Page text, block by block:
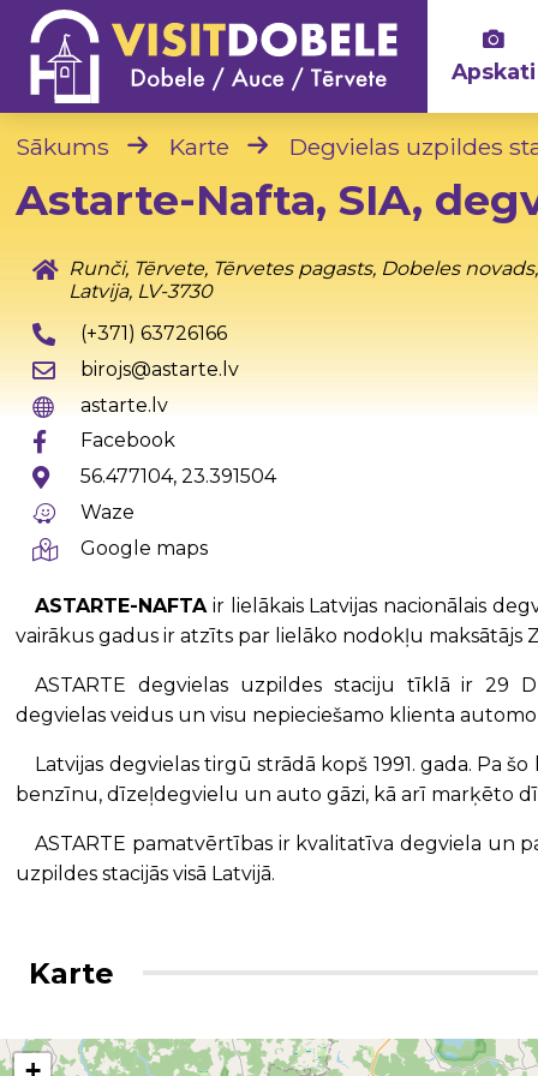
Apskati
Sākums Karte Degvielas uzpildes
Astarte-Nafta, SIA,
Runči, Tērvete, Tērvetes pagasts, Dobeles novads,
Latvija, LV-3730
(+371) 63726166
birojs@astarte.lv
astarte.lv
Facebook
56.477104, 23.391504
Waze
Google maps
ASTARTE-NAFTAir lielākais Latvijas nacionālais
vairākus gadus ir atzīts par lielāko nodokļu maksātājs
ASTARTE degvielas uzpildes staciju tīklā ir 29
degvielas veidus un visu nepieciešamo klienta
Latvijas degvielas tirgū strādā kopš 1991. gada. Pa
benzīnu, dīzeļdegvielu un auto gāzi, kā arī marķēto
ASTARTE pamatvērtības ir kvalitatīva degviela un
uzpildes stacijās visā Latvijā.
Karte